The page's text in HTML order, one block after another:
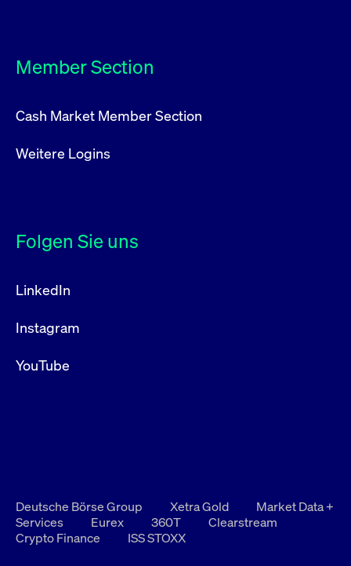
Member Section
Cash Market Member Section
Weitere Logins
Folgen Sie uns
LinkedIn
Instagram
YouTube
Deutsche Börse Group Xetra Gold
Market Data +
Services
Eurex 360T
Clearstream
Crypto Finance
ISS STOXX